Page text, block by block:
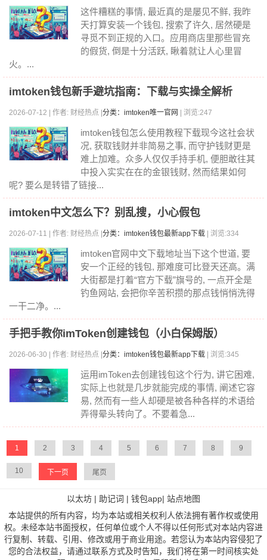
这件糟糕的事情, 最近真的是屡见不鲜, 我昨
天打算安装一个钱包, 搜索了许久, 居然硬是
寻觅不到正规的入口。应用商店里那些冒充
的假货, 倒是十分活跃, 瞅着就让人心里冒
火。...
imtoken钱包新手避坑指南：下载与实操全解析
2026-07-12 | 作者: 财经热点 | 分类：imtoken唯一官网 | 浏览:247
imtoken钱包怎么使用教程下载现今这社会状
况, 获取钱财并非简易之事, 而守护钱财更是
难上加难。众多人仅仅手持手机, 便胆敢往其
中投入实实在在的金银钱财, 然而结果如何
呢? 要么是转错了链接...
imtoken中文怎么下？别乱搜，小心假包
2026-07-11 | 作者: 财经热点 | 分类：imtoken钱包最新app下载 | 浏览:334
imtoken官网中文下载地址当下这个世道, 要
安一个正经的钱包, 那难度可比登天还高。满
大街都是打着“官方下载”旗号的, 一点开全是
钓鱼网站, 会把你辛苦积攒的那点钱悄悄洗得
一干二净。...
手把手教你imToken创建钱包（小白保姆版）
2026-06-30 | 作者: 财经热点 | 分类：imtoken钱包最新app下载 | 浏览:345
运用imToken去创建钱包这个行为, 讲它困难,
实际上也就是几步就能完成的事情, 阐述它容
易, 然而有一些人却硬是被各种各样的术语给
弄得晕头转向了。不要着急...
1 2 3 4 5 6 7 8 9
10 下一页 尾页
以太坊 | 助记词 | 钱包app| 站点地图
本站提供的所有内容，均为本站或相关权利人依法拥有著作权或使用
权。未经本站书面授权，任何单位或个人不得以任何形式对本站内容进
行复制、转载、引用、修改或用于商业用途。若您认为本站内容侵犯了
您的合法权益，请通过联系方式及时告知，我们将在第一时间核实处